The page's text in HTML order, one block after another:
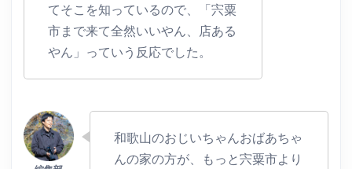
てそこを知っているので、「宍粟
市まで来て全然いいやん、店ある
やん」っていう反応でした。
和歌山のおじいちゃんおばあちゃ
んの家の方が、もっと宍粟市より